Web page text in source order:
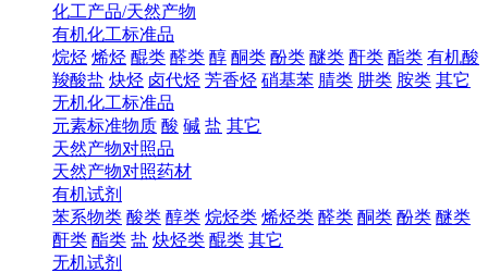
化工产品/天然产物
有机化工标准品
烷烃 烯烃 醌类 醛类 醇 酮类 酚类 醚类 酐类 酯类 有机酸
羧酸盐 炔烃 卤代烃 芳香烃 硝基苯 腈类 肼类 胺类 其它
无机化工标准品
元素标准物质 酸 碱 盐 其它
天然产物对照品
天然产物对照药材
有机试剂
苯系物类 酸类 醇类 烷烃类 烯烃类 醛类 酮类 酚类 醚类
酐类 酯类 盐 炔烃类 醌类 其它
无机试剂